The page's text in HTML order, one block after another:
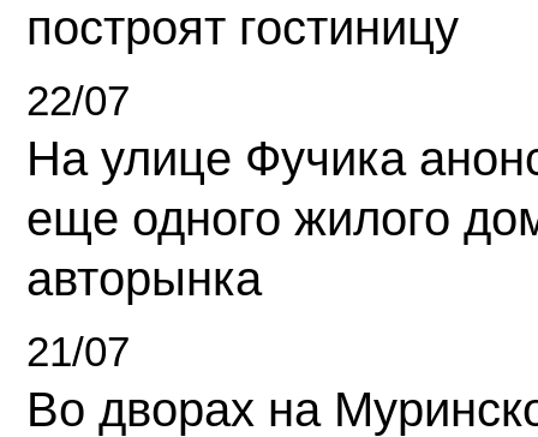
построят гостиницу
22/07
На улице Фучика
еще одного жилого
авторынка
21/07
Во дворах на